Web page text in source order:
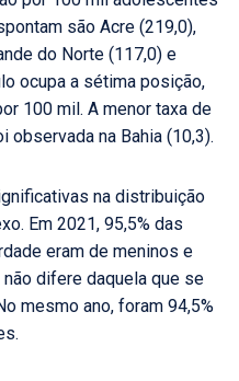
são Acre (219,0),
do Norte (117,0) e
ocupa a sétima posição,
100 mil. A menor taxa de
observada na Bahia (10,3).
na distribuição
Em 2021, 95,5% das
eram de meninos e
difere daquela que se
mesmo ano, foram 94,5%